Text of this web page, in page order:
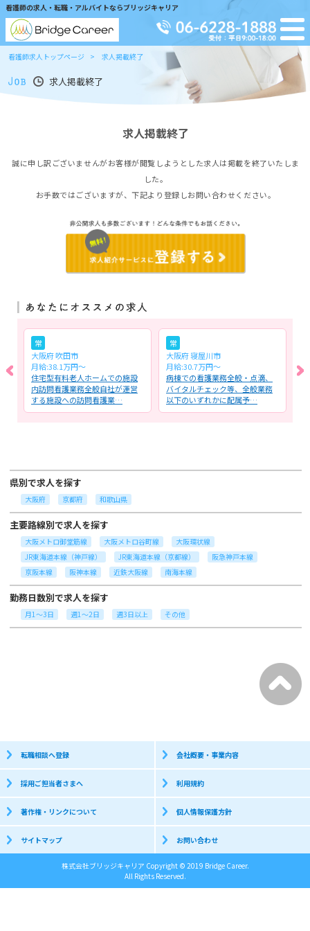
看護師の求人・転職・アルバイトならブリッジキャリア
看護師求人トップページ 求人掲載終了
求人掲載終了
求人掲載終了
誠に申し訳ございませんがお客様が閲覧しようとした求人は掲載を終了いたしま
した。
お手数ではございますが、下記より登録しお問い合わせください。
常
大阪府 吹田市
月給:38.1万円～
住宅型有料老人ホームでの施設
内訪問看護業務全般自社が運営
する施設への訪問看護業…
常
大阪府 寝屋川市
月給:30.7万円～
病棟での看護業務全般・点滴、
バイタルチェック等、全般業務
以下のいずれかに配属予…
県別で求人を探す
大阪府 京都府 和歌山県
主要路線別で求人を探す
大阪メトロ御堂筋線 大阪メトロ谷町線
大阪環状線
JR東海道本線（神戸線）
JR東海道本線（京都線）
阪急神戸本線
京阪本線
阪神本線 近鉄大阪線 南海本線
勤務日数別で求人を探す
月1～3日 週1～2日 週3日以上 その他
転職相談へ登録 会社概要・事業内容
採用ご担当者さまへ 利用規約
著作権・リンクについて 個人情報保護方針
サイトマップ お問い合わせ
株式会社ブリッジキャリア Copyright © 2019 Bridge Career.
All Rights Reserved.